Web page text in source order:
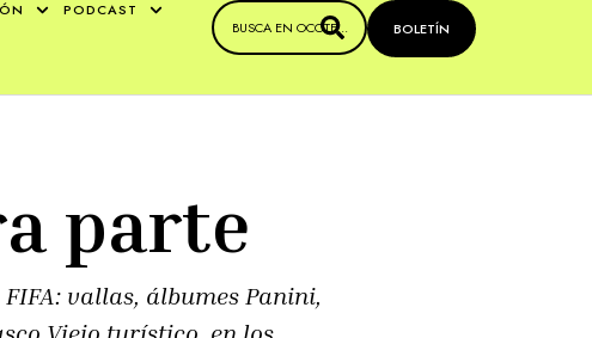
PODCAST
BOLETÍN
parte
vallas, álbumes Panini,
Viejo turístico, en los